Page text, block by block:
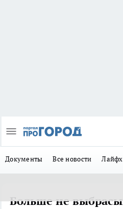
Документы Все новости
Больше не